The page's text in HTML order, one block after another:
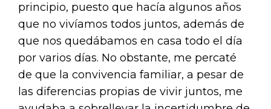
principio, puesto que hacía algunos años
que no vivíamos todos juntos, además de
que nos quedábamos en casa todo el día
por varios días. No obstante, me percaté
de que la convivencia familiar, a pesar de
las diferencias propias de vivir juntos, me